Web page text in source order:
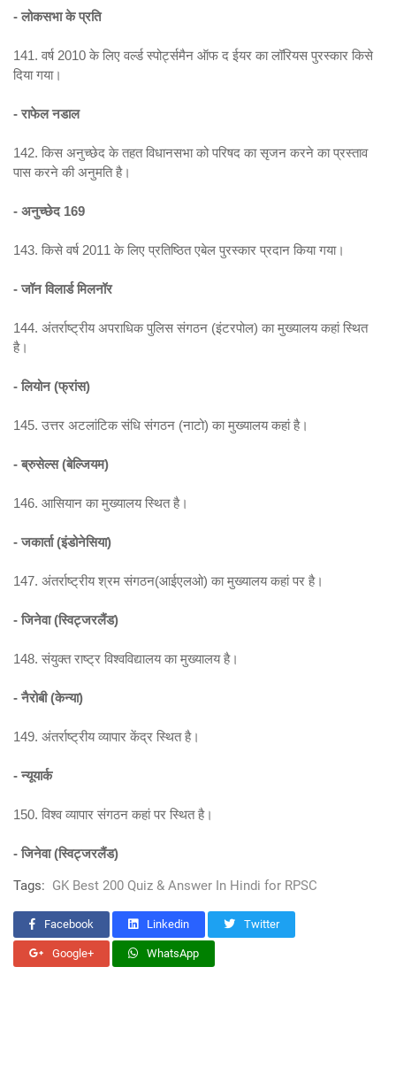
- लोकसभा के प्रति
141. वर्ष 2010 के लिए वर्ल्ड स्पोर्ट्समैन ऑफ द ईयर का लॉरियस पुरस्कार किसे
दिया गया।
- राफेल नडाल
142. किस अनुच्छेद के तहत विधानसभा को परिषद का सृजन करने का प्रस्ताव
पास करने की अनुमति है।
- अनुच्छेद 169
143. किसे वर्ष 2011 के लिए प्रतिष्ठित एबेल पुरस्कार प्रदान किया गया।
- जॉन विलार्ड मिलनॉर
144. अंतर्राष्ट्रीय अपराधिक पुलिस संगठन (इंटरपोल) का मुख्यालय कहां स्थित
है।
- लियोन (फ्रांस)
145. उत्तर अटलांटिक संधि संगठन (नाटो) का मुख्यालय कहां है।
- ब्रुसेल्स (बेल्जियम)
146. आसियान का मुख्यालय स्थित है।
- जकार्ता (इंडोनेसिया)
147. अंतर्राष्ट्रीय श्रम संगठन(आईएलओ) का मुख्यालय कहां पर है।
- जिनेवा (स्विट्जरलैंड)
148. संयुक्त राष्ट्र विश्वविद्यालय का मुख्यालय है।
- नैरोबी (केन्या)
149. अंतर्राष्ट्रीय व्यापार केंद्र स्थित है।
- न्यूयार्क
150. विश्व व्यापार संगठन कहां पर स्थित है।
- जिनेवा (स्विट्जरलैंड)
Tags: GK Best 200 Quiz & Answer In Hindi for RPSC
Facebook Linkedin Twitter
Google+ WhatsApp